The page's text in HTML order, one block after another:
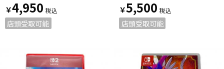
￥4,950
店頭受取可能
￥5,500
店頭受取可能